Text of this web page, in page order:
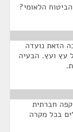
הלאומי?
הזאת נועדה
עץ ועץ. הבעיה
חברתית
בכל מקרה